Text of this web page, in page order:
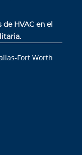
HVAC en el
Fort Worth